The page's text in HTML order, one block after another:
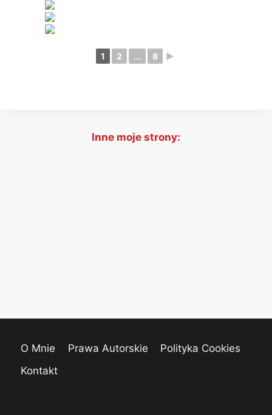
1 2 ... 8 ►
Inne moje strony:
O Mnie Prawa Autorskie
Polityka Cookies
Kontakt